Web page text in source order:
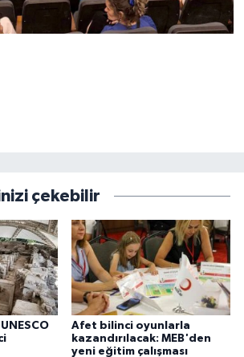
çekebilir
Afet bilinci oyunlarla
kazandırılacak: MEB'den
yeni eğitim çalışması